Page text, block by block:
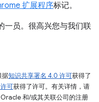
扩展程序标记。
一员。很高兴您与我们联
据知识共享署名 4.0 许可获得了
可获得了许可。有关详情，请
和/或其关联公司的注册